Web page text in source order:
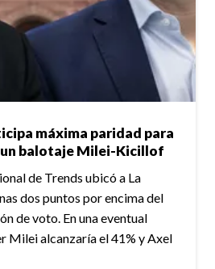
máxima paridad para
un balotaje Milei-Kicillof
de Trends ubicó a La
dos puntos por encima del
de voto. En una eventual
Milei alcanzaría el 41% y Axel